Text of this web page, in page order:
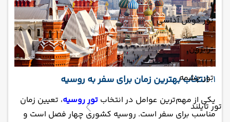
تور کوش آداسی
ترابزون
تور چشمه
تور تایلند
1. انتخاب بهترین زمان برای سفر به روسیه
یکی از مهم‌ترین عوامل در انتخاب تور روسیه، تعیین زمان
مناسب برای سفر است. روسیه کشوری چهار فصل است و